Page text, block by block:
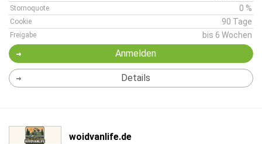
Stornoquote 0 %
Cookie 90 Tage
Freigabe bis 6 Wochen
Anmelden
Details
woidvanlife.de